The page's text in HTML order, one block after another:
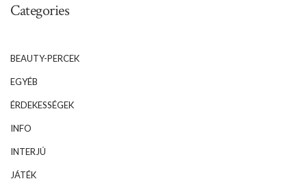
Categories
BEAUTY-PERCEK
EGYÉB
ÉRDEKESSÉGEK
INFO
INTERJÚ
JÁTÉK